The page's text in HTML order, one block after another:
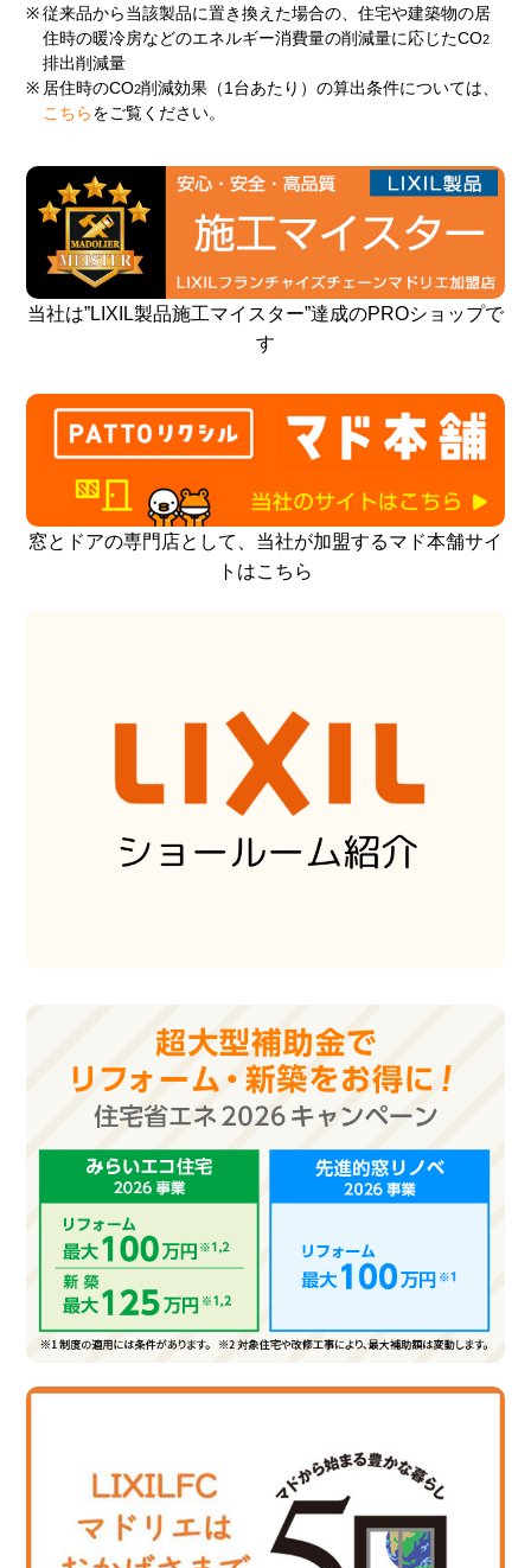
※ 従来品から当該製品に置き換えた場合の、住宅や建築物の居
住時の暖冷房などのエネルギー消費量の削減量に応じたCO2
排出削減量
※ 居住時のCO2削減効果（1台あたり）の算出条件については、
こちら をご覧ください。
当社は”LIXIL製品施工マイスター”達成のPROショップで
す
窓とドアの専門店として、当社が加盟するマド本舗サイ
トはこちら